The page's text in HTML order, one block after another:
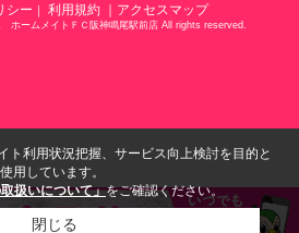
シー ｜ 利用規約 ｜アクセスマップ
ホームメイトＦＣ阪神鳴尾駅前店 All rights reserved.
ト利用状況把握、サービス向上検討を目的と
用しています。
扱いについて」をご確認ください。
閉じる